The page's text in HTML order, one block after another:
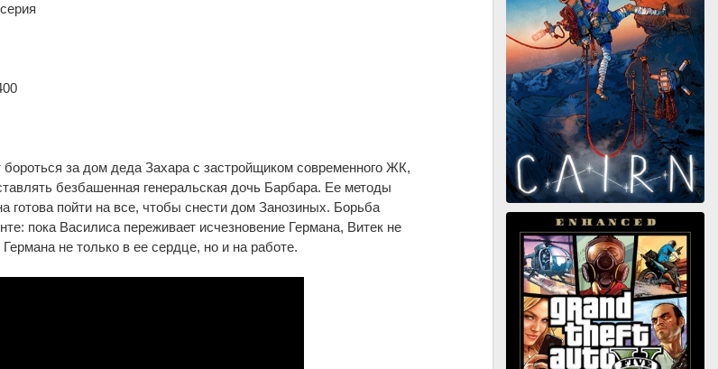
за дом деда Захара с застройщиком современного ЖК,
безбашенная генеральская дочь Барбара. Ее методы
готова пойти на все, чтобы снести дом Занозиных. Борьба
пока Василиса переживает исчезновение Германа, Витек не
не только в ее сердце, но и на работе.